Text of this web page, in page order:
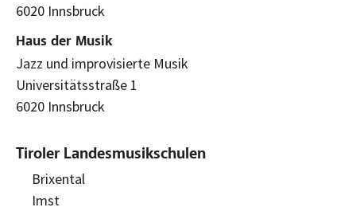
6020 Innsbruck
Haus der Musik
Jazz und improvisierte Musik
Universitätsstraße 1
6020 Innsbruck
Tiroler Landesmusikschulen
Brixental
Imst